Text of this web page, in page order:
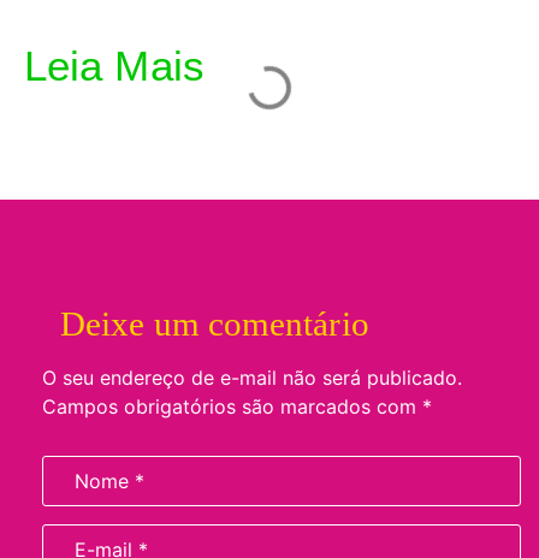
Leia Mais
Deixe um comentário
O seu endereço de e-mail não será publicado.
Campos obrigatórios são marcados com *